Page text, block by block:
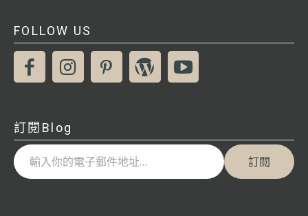
FOLLOW US
訂閱Blog
輸入你的電子郵件地址…
訂閱